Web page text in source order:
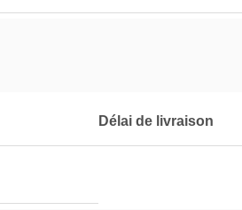
Délai de livraison